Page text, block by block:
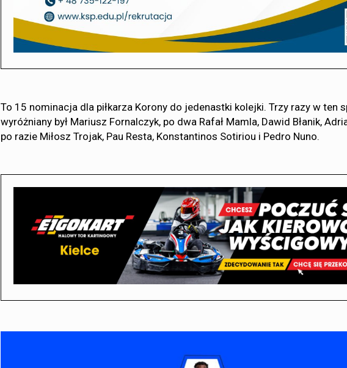
To 15 nominacja dla piłkarza Korony do jedenastki kolejki. Trzy razy w ten
wyróżniany był Mariusz Fornalczyk, po dwa Rafał Mamla, Dawid Błanik,
po razie Miłosz Trojak, Pau Resta, Konstantinos Sotiriou i Pedro Nuno.